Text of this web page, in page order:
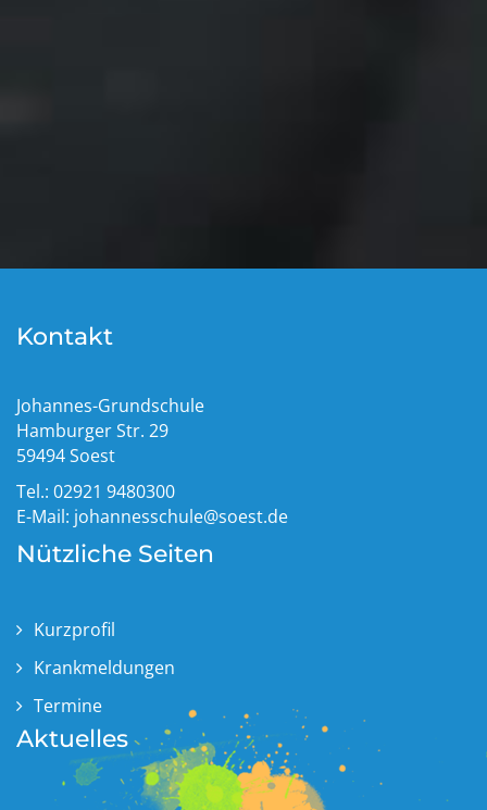
Kontakt
Johannes-Grundschule
Hamburger Str. 29
59494 Soest
Tel.: 02921 9480300
E-Mail: johannesschule@soest.de
Nützliche Seiten
Kurzprofil
Krankmeldungen
Termine
Aktuelles